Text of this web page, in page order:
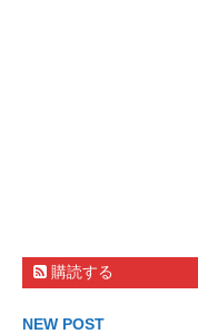
購読する
NEW POST